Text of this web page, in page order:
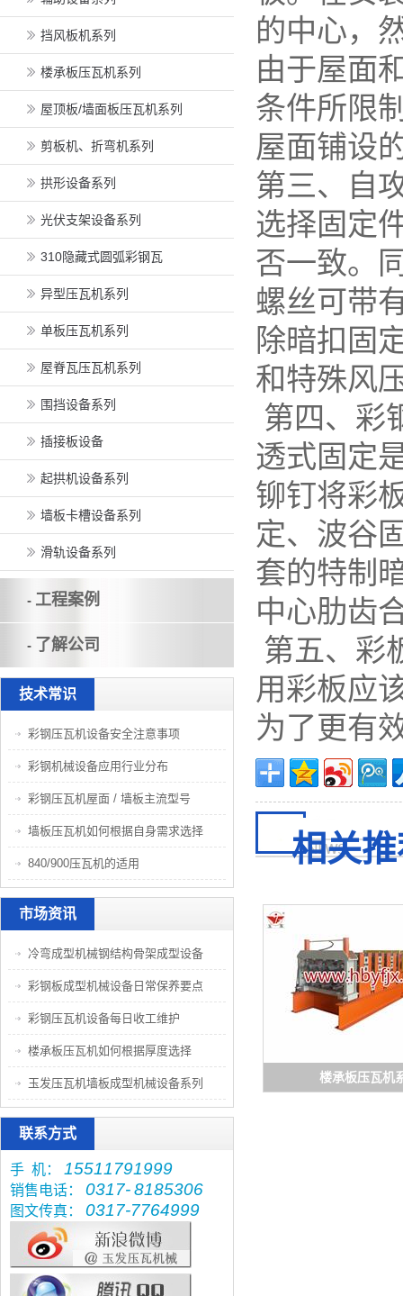
的中心，
由于屋面
条件所限
屋面铺设
第三、自
选择固定
否一致。
螺丝可带
除暗扣固
和特殊风
第四、彩
透式固定
铆钉将彩
定、波谷
套的特制
中心肋齿
第五、彩
用彩板应
为了更有
相关
楼承板压瓦机
挡风板机系列
楼承板压瓦机系列
屋顶板/墙面板压瓦机系列
剪板机、折弯机系列
拱形设备系列
光伏支架设备系列
310隐藏式圆弧彩钢瓦
异型压瓦机系列
单板压瓦机系列
屋脊瓦压瓦机系列
围挡设备系列
插接板设备
起拱机设备系列
墙板卡槽设备系列
滑轨设备系列
- 工程案例
- 了解公司
技术常识
彩钢压瓦机设备安全注意事项
彩钢机械设备应用行业分布
彩钢压瓦机屋面 / 墙板主流型号
墙板压瓦机如何根据自身需求选择
840/900压瓦机的适用
市场资讯
冷弯成型机械钢结构骨架成型设备
彩钢板成型机械设备日常保养要点
彩钢压瓦机设备每日收工维护
楼承板压瓦机如何根据厚度选择
玉发压瓦机墙板成型机械设备系列
联系方式
手 机： 15511791999
销售电话： 0317-8185306
图文传真： 0317-7764999